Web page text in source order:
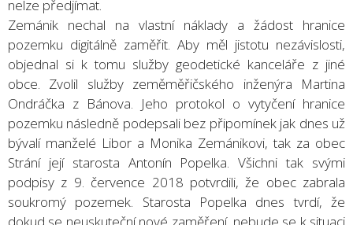
nelze předjímat.
Zemánik nechal na vlastní náklady a žádost hranice
pozemku digitálně zaměřit. Aby měl jistotu nezávislosti,
objednal si k tomu služby geodetické kanceláře z jiné
obce. Zvolil služby zeměměřičského inženýra Martina
Ondráčka z Bánova. Jeho protokol o vytyčení hranice
pozemku následně podepsali bez připomínek jak dnes už
bývalí manželé Libor a Monika Zemánikovi, tak za obec
Strání její starosta Antonín Popelka. Všichni tak svými
podpisy z 9. července 2018 potvrdili, že obec zabrala
soukromý pozemek. Starosta Popelka dnes tvrdí, že
dokud se neuskuteční nové zaměření, nebude se k situaci